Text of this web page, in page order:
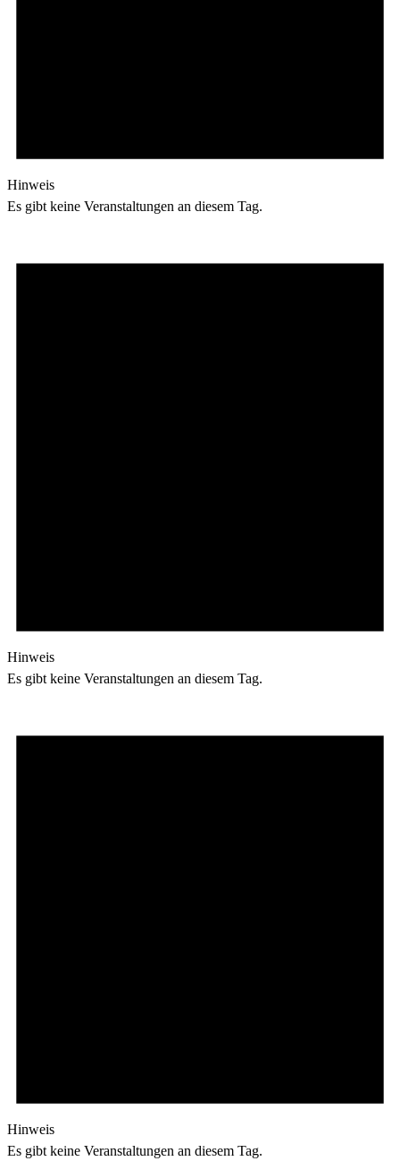
Hinweis
Es gibt keine Veranstaltungen an diesem Tag.
Hinweis
Es gibt keine Veranstaltungen an diesem Tag.
Hinweis
Es gibt keine Veranstaltungen an diesem Tag.